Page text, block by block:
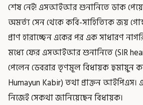
শেষ নেই! এসআইআর শুনানিতে ডাক
অমর্ত্য সেন থেকে কবি-সাহিত্যিক জয়
প্রাণ হারাচ্ছেন একের পর এক সাধারণ
মধ্যে ফের এসআইআর শুনানিতে (SIR
পেলেন ডেবরার তৃণমূল বিধায়ক হুমায়ুন
Humayun Kabir) তথা প্রাক্তন
নিজেই সেকথা জানিয়েছেন বিধায়ক।